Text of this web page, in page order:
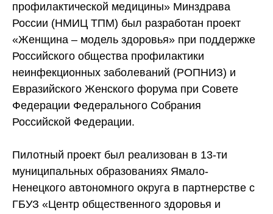
профилактической медицины» Минздрава
России (НМИЦ ТПМ) был разработан проект
«Женщина – модель здоровья» при поддержке
Российского общества профилактики
неинфекционных заболеваний (РОПНИЗ) и
Евразийского Женского форума при Совете
Федерации Федерального Собрания
Российской Федерации.
Пилотный проект был реализован в 13-ти
муниципальных образованиях Ямало-
Ненецкого автономного округа в партнерстве с
ГБУЗ «Центр общественного здоровья и